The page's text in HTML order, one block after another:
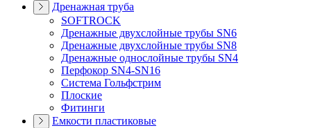
Дренажная труба
SOFTROCK
Дренажные двухслойные трубы SN6
Дренажные двухслойные трубы SN8
Дренажные однослойные трубы SN4
Перфокор SN4-SN16
Система Гольфстрим
Плоские
Фитинги
Емкости пластиковые